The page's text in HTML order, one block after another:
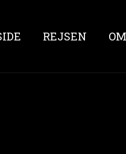
REJSEN